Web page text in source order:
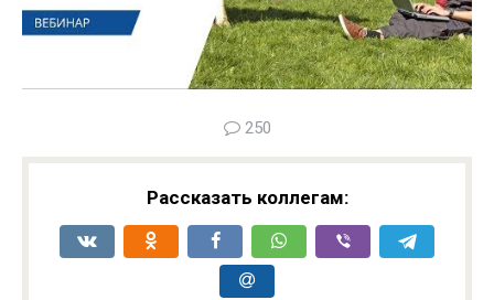
250
Рассказать коллегам: